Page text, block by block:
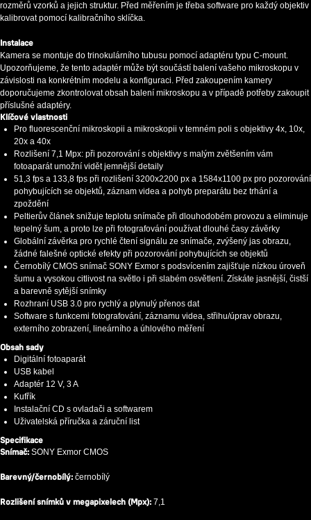
rozměrů vzorků a jejich struktur. Před měřením je třeba software pro každý objektiv
kalibrovat pomocí kalibračního sklíčka.
Instalace
Kamera se montuje do trinokulárního tubusu pomocí adaptéru typu C-mount.
Upozorňujeme, že tento adaptér může být součástí balení vašeho mikroskopu v
závislosti na konkrétním modelu a konfiguraci. Před zakoupením kamery
doporučujeme zkontrolovat obsah balení mikroskopu a v případě potřeby zakoupit
příslušné adaptéry.
Klíčové vlastnosti
Pro fluorescenční mikroskopii a mikroskopii v temném poli s objektivy 4x, 10x,
20x a 40x
Rozlišení 7,1 Mpx: při pozorování s objektivy s malým zvětšením vám
fotoaparát umožní vidět jemnější detaily
51,3 fps a 133,8 fps při rozlišení 3200x2200 px a 1584x1100 px pro pozorování
pohybujících se objektů, záznam videa a pohyb preparátu bez trhání a
zpoždění
Peltierův článek snižuje teplotu snímače při dlouhodobém provozu a eliminuje
tepelný šum, a proto lze při fotografování používat dlouhé časy závěrky
Globální závěrka pro rychlé čtení signálu ze snímače, zvýšený jas obrazu,
žádné falešné optické efekty při pozorování pohybujících se objektů
Černobílý CMOS snímač SONY Exmor s podsvícením zajišťuje nízkou úroveň
šumu a vysokou citlivost na světlo i při slabém osvětlení. Získáte jasnější, čistší
a barevně sytější snímky
Rozhraní USB 3.0 pro rychlý a plynulý přenos dat
Software s funkcemi fotografování, záznamu videa, střihu/úprav obrazu,
externího zobrazení, lineárního a úhlového měření
Obsah sady
Digitální fotoaparát
USB kabel
Adaptér 12 V, 3 A
Kufřík
Instalační CD s ovladači a softwarem
Uživatelská příručka a záruční list
Specifikace
Snímač: SONY Exmor CMOS
Barevný/černobílý: černobílý
Rozlišení snímků v megapixelech (Mpx): 7,1